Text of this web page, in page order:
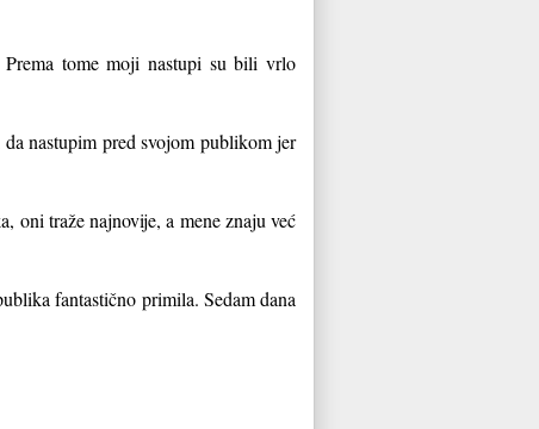
tome moji nastupi su bili vrlo
nastupim pred svojom publikom jer
oni traže najnovije, a mene znaju već
fantastično primila. Sedam dana